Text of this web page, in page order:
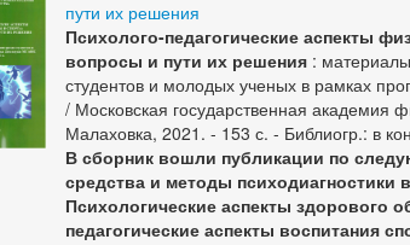
пути их решения
Психолого-педагогические аспекты
вопросы и пути их решения :
студентов и молодых ученых в рамках
/ Московская государственная академия
Малаховка, 2021. - 153 с. - Библиогр.: в
В сборник вошли публикации по
средства и методы психодиагностики
Психологические аспекты здорового
педагогические аспекты воспитания